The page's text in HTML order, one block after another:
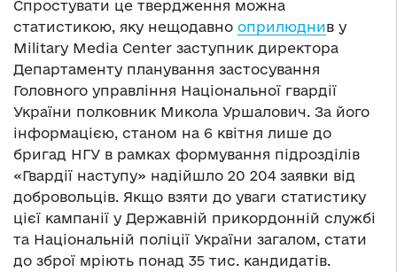
Спростувати це твердження можна
статистикою, яку нещодавно оприлюднив у
Military Media Center заступник директора
Департаменту планування застосування
Головного управління Національної гвардії
України полковник Микола Уршалович. За його
інформацією, станом на 6 квітня лише до
бригад НГУ в рамках формування підрозділів
«Гвардії наступу» надійшло 20 204 заявки від
добровольців. Якщо взяти до уваги статистику
цієї кампанії у Державній прикордонній службі
та Національній поліції України загалом, стати
до зброї мріють понад 35 тис. кандидатів.